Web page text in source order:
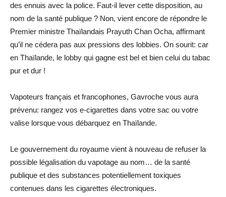
des ennuis avec la police. Faut-il lever cette disposition, au
nom de la santé publique ? Non, vient encore de répondre le
Premier ministre Thaïlandais Prayuth Chan Ocha, affirmant
qu’il ne cédera pas aux pressions des lobbies. On sourit: car
en Thaïlande, le lobby qui gagne est bel et bien celui du tabac
pur et dur !
Vapoteurs français et francophones, Gavroche vous aura
prévenu: rangez vos e-cigarettes dans votre sac ou votre
valise lorsque vous débarquez en Thaïlande.
Le gouvernement du royaume vient à nouveau de refuser la
possible légalisation du vapotage au nom… de la santé
publique et des substances potentiellement toxiques
contenues dans les cigarettes électroniques.